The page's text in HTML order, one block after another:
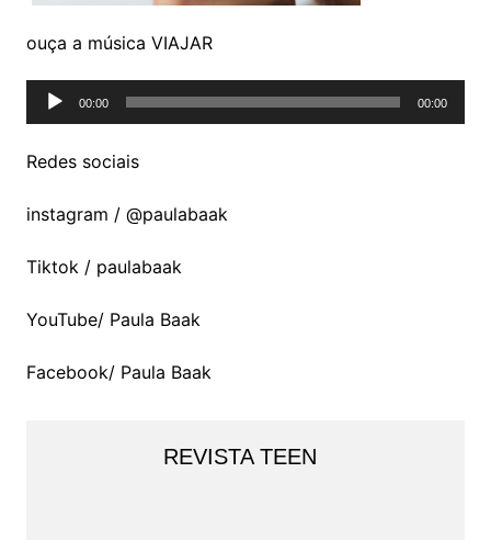
ouça a música VIAJAR
Tocador
de
00:00 00:00
Redes sociais
instagram / @paulabaak
Tiktok / paulabaak
YouTube/ Paula Baak
Facebook/ Paula Baak
REVISTA TEEN